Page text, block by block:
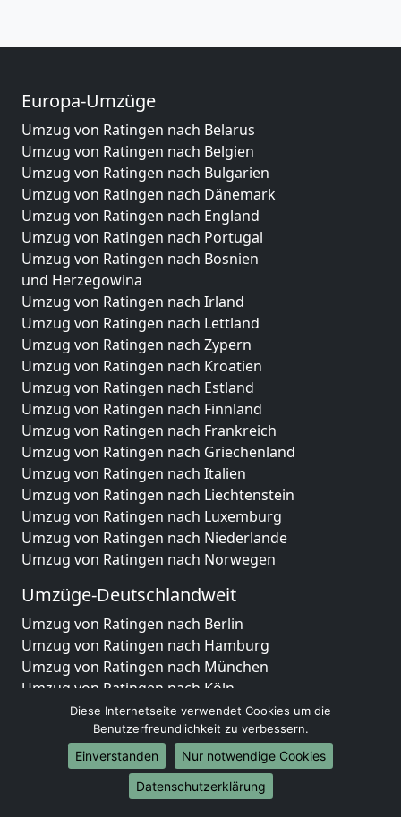
Europa-Umzüge
Umzug von Ratingen nach Belarus
Umzug von Ratingen nach Belgien
Umzug von Ratingen nach Bulgarien
Umzug von Ratingen nach Dänemark
Umzug von Ratingen nach England
Umzug von Ratingen nach Portugal
Umzug von Ratingen nach Bosnien
und Herzegowina
Umzug von Ratingen nach Irland
Umzug von Ratingen nach Lettland
Umzug von Ratingen nach Zypern
Umzug von Ratingen nach Kroatien
Umzug von Ratingen nach Estland
Umzug von Ratingen nach Finnland
Umzug von Ratingen nach Frankreich
Umzug von Ratingen nach Griechenland
Umzug von Ratingen nach Italien
Umzug von Ratingen nach Liechtenstein
Umzug von Ratingen nach Luxemburg
Umzug von Ratingen nach Niederlande
Umzug von Ratingen nach Norwegen
Umzüge-Deutschlandweit
Umzug von Ratingen nach Berlin
Umzug von Ratingen nach Hamburg
Umzug von Ratingen nach München
Umzug von Ratingen nach Köln
Umzug von Ratingen nach Frankfurt am Main
Umzug von Ratingen nach Stuttgart
Umzug von Ratingen nach Düsseldorf
Umzug von Ratingen nach Leipzig
Umzug von Ratingen nach Dortmund
Diese Internetseite verwendet Cookies um die
Benutzerfreundlichkeit zu verbessern.
Einverstanden
Nur notwendige Cookies
Datenschutzerklärung